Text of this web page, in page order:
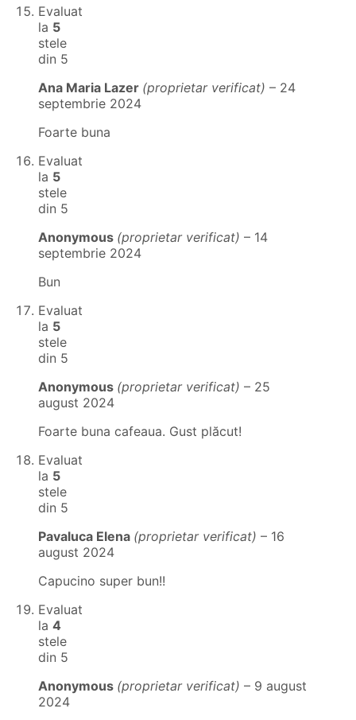
Evaluat
la 5
stele
din 5
Ana Maria Lazer (proprietar verificat) – 24
septembrie 2024
Foarte buna
Evaluat
la 5
stele
din 5
Anonymous (proprietar verificat) – 14
septembrie 2024
Bun
Evaluat
la 5
stele
din 5
Anonymous (proprietar verificat) – 25
august 2024
Foarte buna cafeaua. Gust plăcut!
Evaluat
la 5
stele
din 5
Pavaluca Elena (proprietar verificat) – 16
august 2024
Capucino super bun!!
Evaluat
la 4
stele
din 5
Anonymous (proprietar verificat) – 9 august
2024